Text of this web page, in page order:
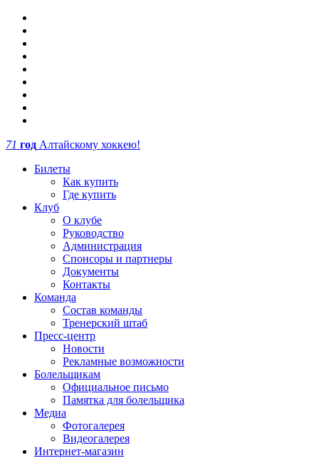
71 год Алтайскому хоккею!
Билеты
Как купить
Где купить
Клуб
О клубе
Руководство
Администрация
Спонсоры и партнеры
Документы
Контакты
Команда
Состав команды
Тренерский штаб
Пресс-центр
Новости
Рекламные возможности
Болельщикам
Официальное письмо
Памятка для болельщика
Медиа
Фотогалерея
Видеогалерея
Интернет-магазин